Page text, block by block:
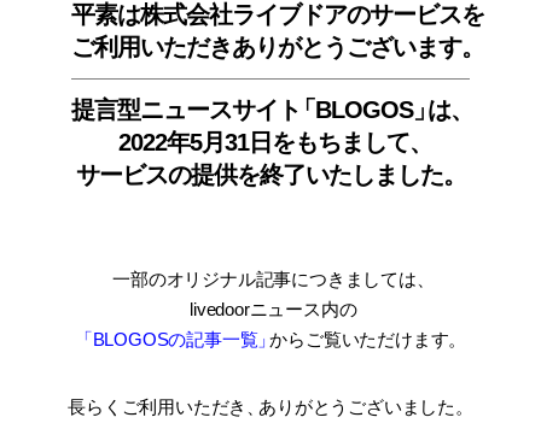
平素は株式会社ライブドアのサービスを
ご利用いただきありがとうございます。
提言型ニュースサイ ト「BLOGOS」は、
2022年5月31日をもちまして、
サービスの提供を終了いたしました。
一部のオリジナル記事につきましては
livedoorニュース内の
「BLOGOSの記事一覧」からご覧いただけます。
長らくご利用いただき ありがとうございました。